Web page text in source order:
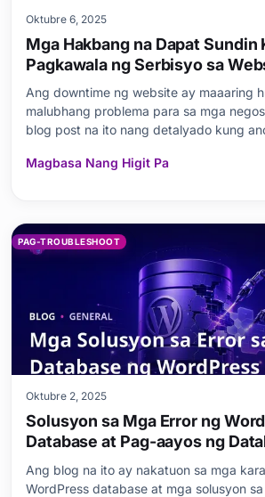
Oktubre 6, 2025
Mga Hakbang na Dapat Sundin
Pagkawala ng Serbisyo sa
Ang downtime ng website ay maaaring
malubhang problema para sa mga
blog post na ito nang detalyado kung
at kung ano ang gagawin bago at sa
Magbasa Nang Higit Pa
PAG-TROUBLESHOOT
Oktubre 2, 2025
Solusyon sa Mga Error ng
Database at Pag-aayos ng
Ang blog na ito ay nakatuon sa mga
WordPress database at mga solusyon